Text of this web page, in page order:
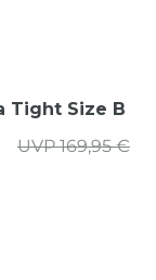
Tight Size B
UVP 169,95 €